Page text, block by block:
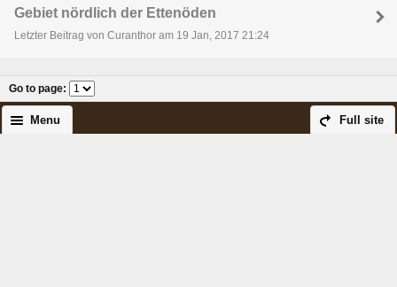
Gebiet nördlich der Ettenöden
Letzter Beitrag von Curanthor am 19 Jan, 2017 21:24
Go to page:
Full site
Menu